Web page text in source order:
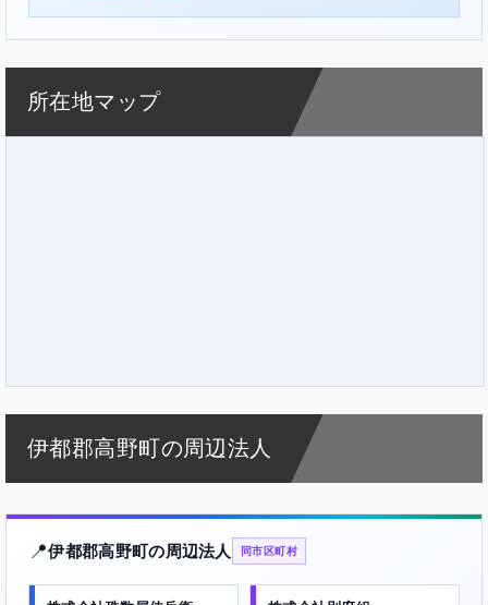
所在地マップ
伊都郡高野町の周辺法人
📍伊都郡高野町の周辺法人 同市区町村